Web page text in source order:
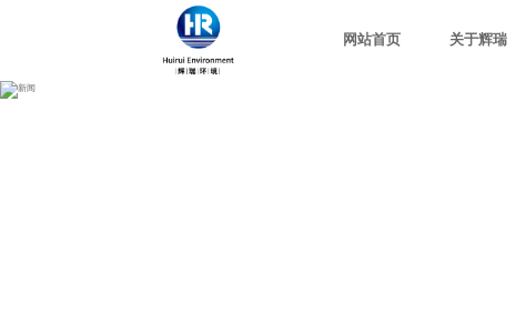
网站首页 关于辉瑞